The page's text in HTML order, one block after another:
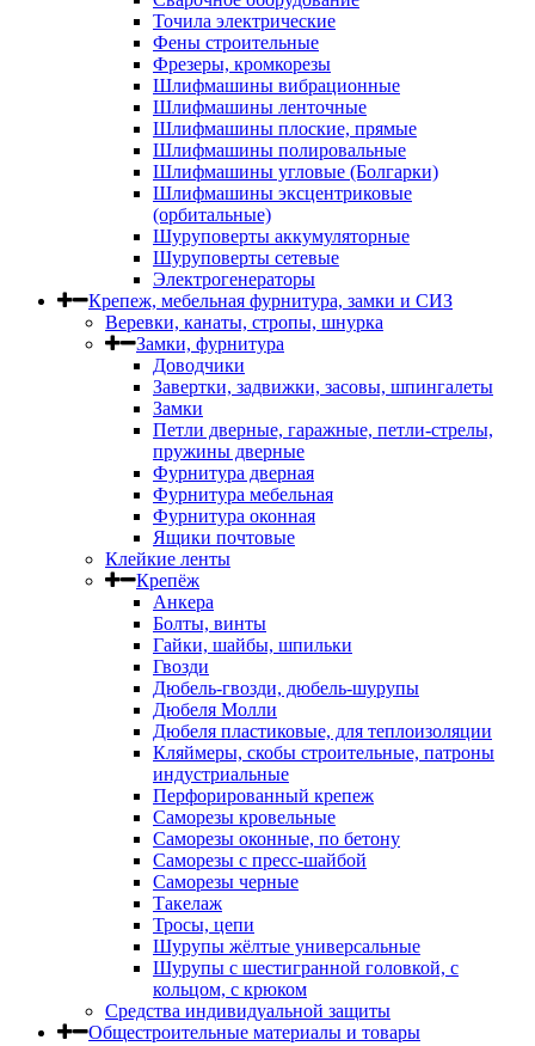
Точила электрические
Фены строительные
Фрезеры, кромкорезы
Шлифмашины вибрационные
Шлифмашины ленточные
Шлифмашины плоские, прямые
Шлифмашины полировальные
Шлифмашины угловые (Болгарки)
Шлифмашины эксцентриковые
(орбитальные)
Шуруповерты аккумуляторные
Шуруповерты сетевые
Электрогенераторы
Крепеж, мебельная фурнитура, замки и СИЗ
Веревки, канаты, стропы, шнурка
Замки, фурнитура
Доводчики
Завертки, задвижки, засовы, шпингалеты
Замки
Петли дверные, гаражные, петли-стрелы,
пружины дверные
Фурнитура дверная
Фурнитура мебельная
Фурнитура оконная
Ящики почтовые
Клейкие ленты
Крепёж
Анкера
Болты, винты
Гайки, шайбы, шпильки
Гвозди
Дюбель-гвозди, дюбель-шурупы
Дюбеля Молли
Дюбеля пластиковые, для теплоизоляции
Кляймеры, скобы строительные, патроны
индустриальные
Перфорированный крепеж
Саморезы кровельные
Саморезы оконные, по бетону
Саморезы с пресс-шайбой
Саморезы черные
Такелаж
Тросы, цепи
Шурупы жёлтые универсальные
Шурупы с шестигранной головкой, с
кольцом, с крюком
Средства индивидуальной защиты
Общестроительные материалы и товары